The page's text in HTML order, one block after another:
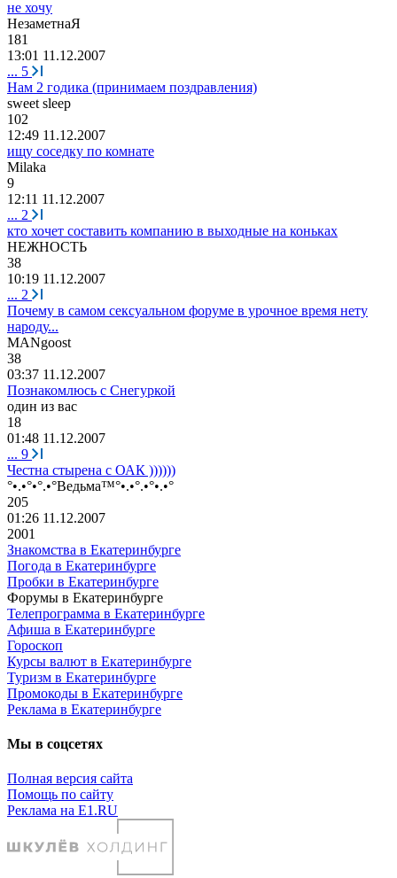
не хочу
НезаметнаЯ
181
13:01 11.12.2007
... 5
Нам 2 годика (принимаем поздравления)
sweet sleep
102
12:49 11.12.2007
ищу соседку по комнате
Milaka
9
12:11 11.12.2007
... 2
кто хочет составить компанию в выходные на коньках
НЕЖНОСТЬ
38
10:19 11.12.2007
... 2
Почему в самом сексуальном форуме в урочное время нету
народу...
MANgооst
38
03:37 11.12.2007
Познакомлюсь с Снегуркой
один из вас
18
01:48 11.12.2007
... 9
Честна стырена с ОАК ))))))
°•.•°•°.•°Ведьма™°•.•°.•°•.•°
205
01:26 11.12.2007
2001
Знакомства в Екатеринбурге
Погода в Екатеринбурге
Пробки в Екатеринбурге
Форумы в Екатеринбурге
Телепрограмма в Екатеринбурге
Афиша в Екатеринбурге
Гороскоп
Курсы валют в Екатеринбурге
Туризм в Екатеринбурге
Промокоды в Екатеринбурге
Реклама в Екатеринбурге
Мы в соцсетях
Полная версия сайта
Помощь по сайту
Реклама на E1.RU